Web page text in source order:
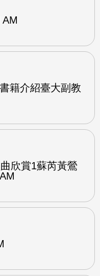
籍介紹臺大副教
欣賞1蘇芮黃鶯